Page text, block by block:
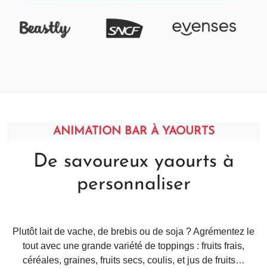
ANIMATION BAR À YAOURTS
De savoureux yaourts à
personnaliser
Plutôt lait de vache, de brebis ou de soja ? Agrémentez le
tout avec une grande variété de toppings : fruits frais,
céréales, graines, fruits secs, coulis, et jus de fruits…